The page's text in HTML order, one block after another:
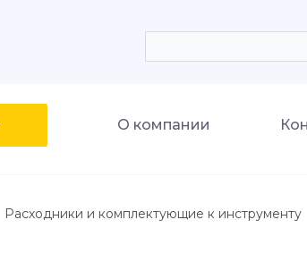
О компании
Расходники и комплектующие к инструменту